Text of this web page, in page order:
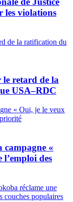
les violations
retard de la
USA–RDC
«
des